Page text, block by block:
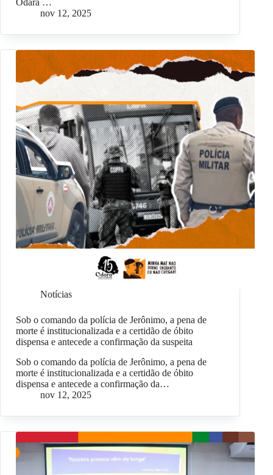
Odara …
nov 12, 2025
Notícias
Sob o comando da polícia de Jerônimo, a pena de
morte é institucionalizada e a certidão de óbito
dispensa e antecede a confirmação da suspeita
Sob o comando da polícia de Jerônimo, a pena de
morte é institucionalizada e a certidão de óbito
dispensa e antecede a confirmação da…
nov 12, 2025